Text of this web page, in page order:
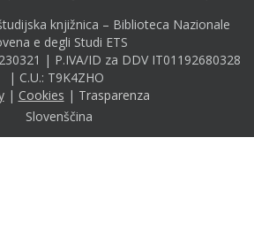
knjižnica – Biblioteca Nazionale
e degli Studi ETS
| P.IVA/ID za DDV IT01192680328
| C.U.: T9K4ZHO
| Cookies | Trasparenza
Slovenščina